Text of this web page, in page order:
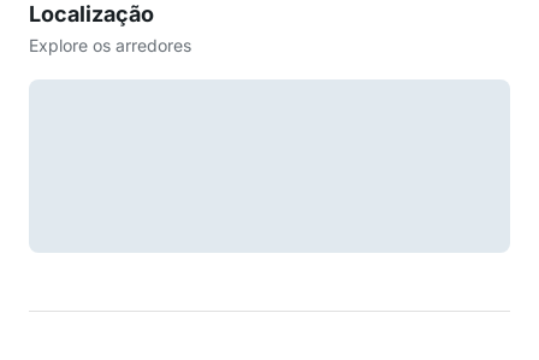
Localização
Explore os arredores